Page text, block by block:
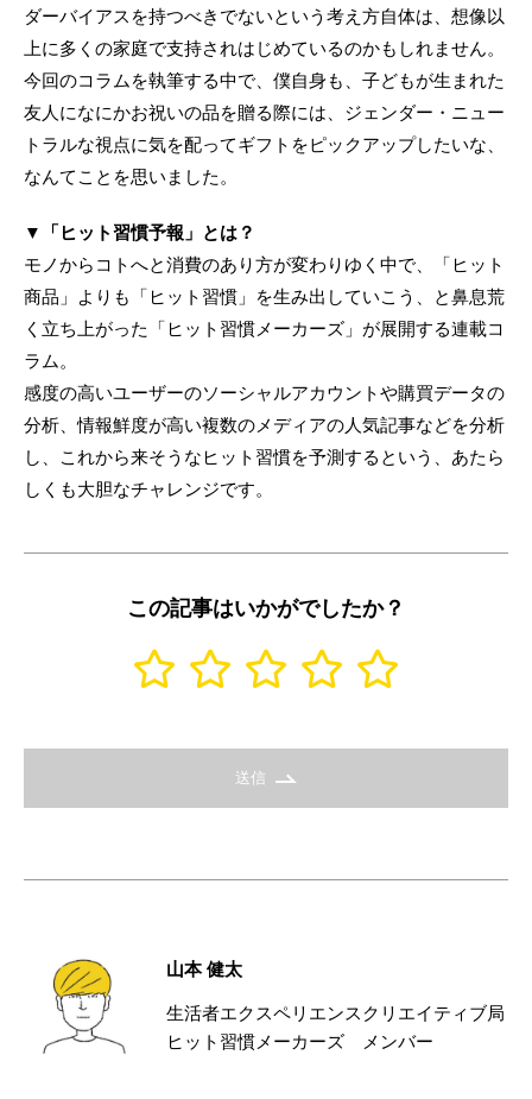
ダーバイアスを持つべきでないという考え方自体は、想像以
上に多くの家庭で支持されはじめているのかもしれません。
今回のコラムを執筆する中で、僕自身も、子どもが生まれた
友人になにかお祝いの品を贈る際には、ジェンダー・ニュー
トラルな視点に気を配ってギフトをピックアップしたいな、
なんてことを思いました。
▼「ヒット習慣予報」とは？
モノからコトへと消費のあり方が変わりゆく中で、「ヒット
商品」よりも「ヒット習慣」を生み出していこう、と鼻息荒
く立ち上がった「ヒット習慣メーカーズ」が展開する連載コ
ラム。
感度の高いユーザーのソーシャルアカウントや購買データの
分析、情報鮮度が高い複数のメディアの人気記事などを分析
し、これから来そうなヒット習慣を予測するという、あたら
しくも大胆なチャレンジです。
この記事はいかがでしたか？
送信
山本 健太
生活者エクスペリエンスクリエイティブ局
ヒット習慣メーカーズ メンバー